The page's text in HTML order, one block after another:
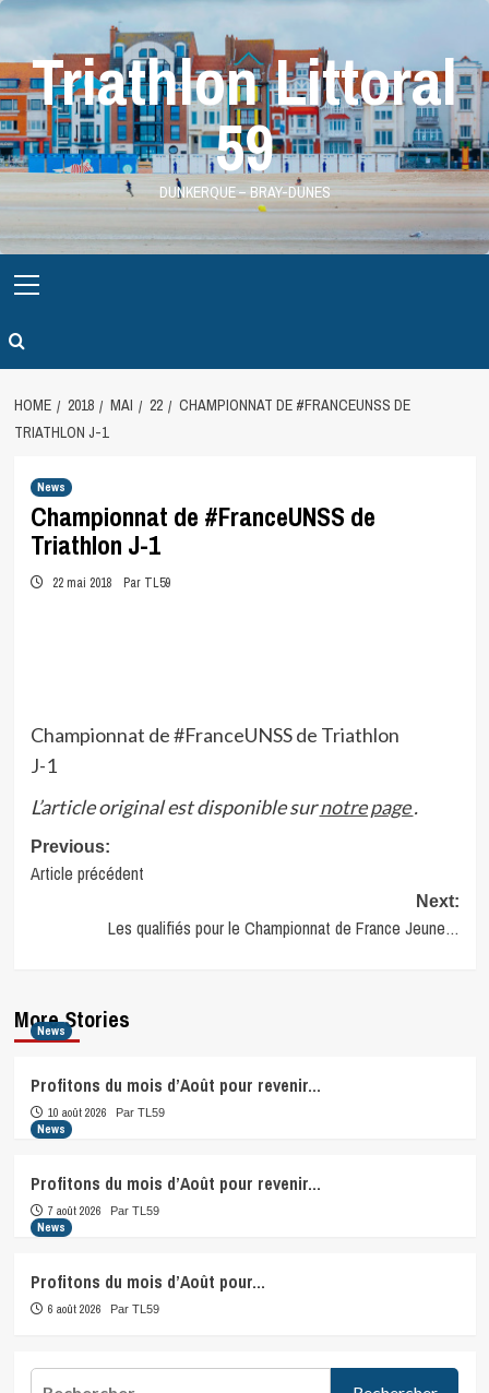
Skip
contentTriathlon Littoral
59
DUNKERQUE – BRAY-DUNES
Menu
HOME 2018 MAI 22
CHAMPIONNAT DE #FRANCEUNSS DE
TRIATHLON J-1
News
Championnat de #FranceUNSS de
Triathlon J-1
22 mai 2018 Par TL59
Championnat de #FranceUNSS de Triathlon
J-1
L’article original est disponible surnotre page.
Post
navigation
Previous:
Article précédent
Next:
Les qualifiés pour le Championnat de France Jeune…
More Stories
News
Profitons du mois d’Août pour revenir…
10 août 2026 Par TL59
News
Profitons du mois d’Août pour revenir…
7 août 2026 Par TL59
News
Profitons du mois d’Août pour…
6 août 2026 Par TL59